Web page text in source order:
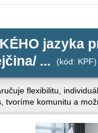
jazyka
...
(kód: KPF)
flexibilitu,
tvoríme komunitu a